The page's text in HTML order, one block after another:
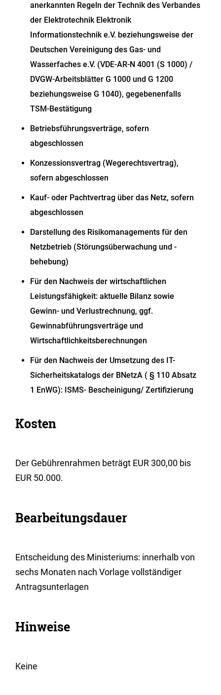
anerkannten Regeln der Technik des Verbandes
der Elektrotechnik Elektronik
Informationstechnik e.V. beziehungsweise der
Deutschen Vereinigung des Gas- und
Wasserfaches e.V. (VDE-AR-N 4001 (S 1000) /
DVGW-Arbeitsblätter G 1000 und G 1200
beziehungsweise G 1040), gegebenenfalls
TSM-Bestätigung
Betriebsführungsverträge, sofern
abgeschlossen
Konzessionsvertrag (Wegerechtsvertrag),
sofern abgeschlossen
Kauf- oder Pachtvertrag über das Netz, sofern
abgeschlossen
Darstellung des Risikomanagements für den
Netzbetrieb (Störungsüberwachung und -
behebung)
Für den Nachweis der wirtschaftlichen
Leistungsfähigkeit: aktuelle Bilanz sowie
Gewinn- und Verlustrechnung, ggf.
Gewinnabführungsverträge und
Wirtschaftlichkeitsberechnungen
Für den Nachweis der Umsetzung des IT-
Sicherheitskatalogs der BNetzA ( § 110 Absatz
1 EnWG): ISMS- Bescheinigung/ Zertifizierung
Kosten
Der Gebührenrahmen beträgt EUR 300,00 bis
EUR 50.000.
Bearbeitungsdauer
Entscheidung des Ministeriums: innerhalb von
sechs Monaten nach Vorlage vollständiger
Antragsunterlagen
Hinweise
Keine